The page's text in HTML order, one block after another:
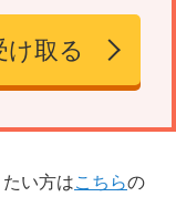
取る
い方はこちらの